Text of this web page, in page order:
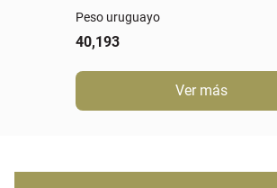
Peso uruguayo
40,193
Ver más